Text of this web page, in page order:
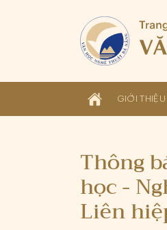
GIỚI THIỆU
Thông
học -
Liên